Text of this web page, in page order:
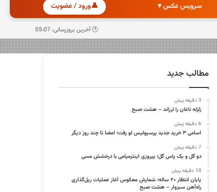
سرویس عکس ▾ 👤ورود / عضویت
🕐 آخرین بروزرسانی: 05:07
مطالب جدید
3 دقیقه پیش
زلزله ناغان را لرزاند – هشت صبح
6 دقیقه پیش
اسامی ۳ خرید جدید پرسپولیس لو رفت؛ امضا تا چند روز دیگر
7 دقیقه پیش
دو گل و یک پاس گل؛ پیروزی اینترمیامی با درخشش مسی
10 دقیقه پیش
پایان انتظار ۲۰ ساله؛ شمارش معکوس آغاز عملیات ریل‌گذاری
راه‌آهن سبزوار – هشت صبح